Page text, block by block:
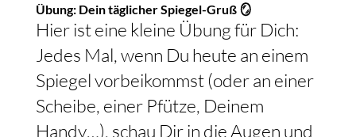
Übung: Dein täglicher Spiegel-Gruß 🪞
Hier ist eine kleine Übung für Dich:
Jedes Mal, wenn Du heute an einem
Spiegel vorbeikommst (oder an einer
Scheibe, einer Pfütze, Deinem
Handy…), schau Dir in die Augen und